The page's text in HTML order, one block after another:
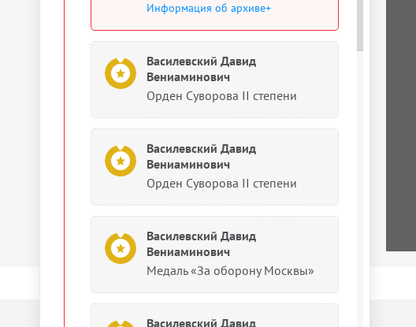
Информация об архиве+
Василевский Давид
Вениаминович
Орден Суворова II степени
Василевский Давид
Вениаминович
Орден Суворова II степени
Василевский Давид
Вениаминович
Медаль «За оборону Москвы»
Василевский Давид